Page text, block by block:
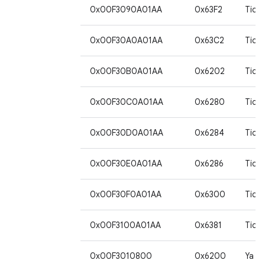
0x00F3090A01AA 0x63F2
0x00F30A0A01AA 0x63C2
0x00F30B0A01AA 0x6202
0x00F30C0A01AA 0x6280
0x00F30D0A01AA 0x6284
0x00F30E0A01AA 0x6286
0x00F30F0A01AA 0x6300
0x00F3100A01AA 0x6381
0x00F3010800 0x6200 Ya